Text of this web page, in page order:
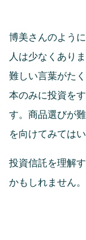
博美さんのよう
人は少なくあり
難しい言葉がた
本のみに投資を
す。商品選びが
を向けてみては
投資信託を理解
かもしれません。